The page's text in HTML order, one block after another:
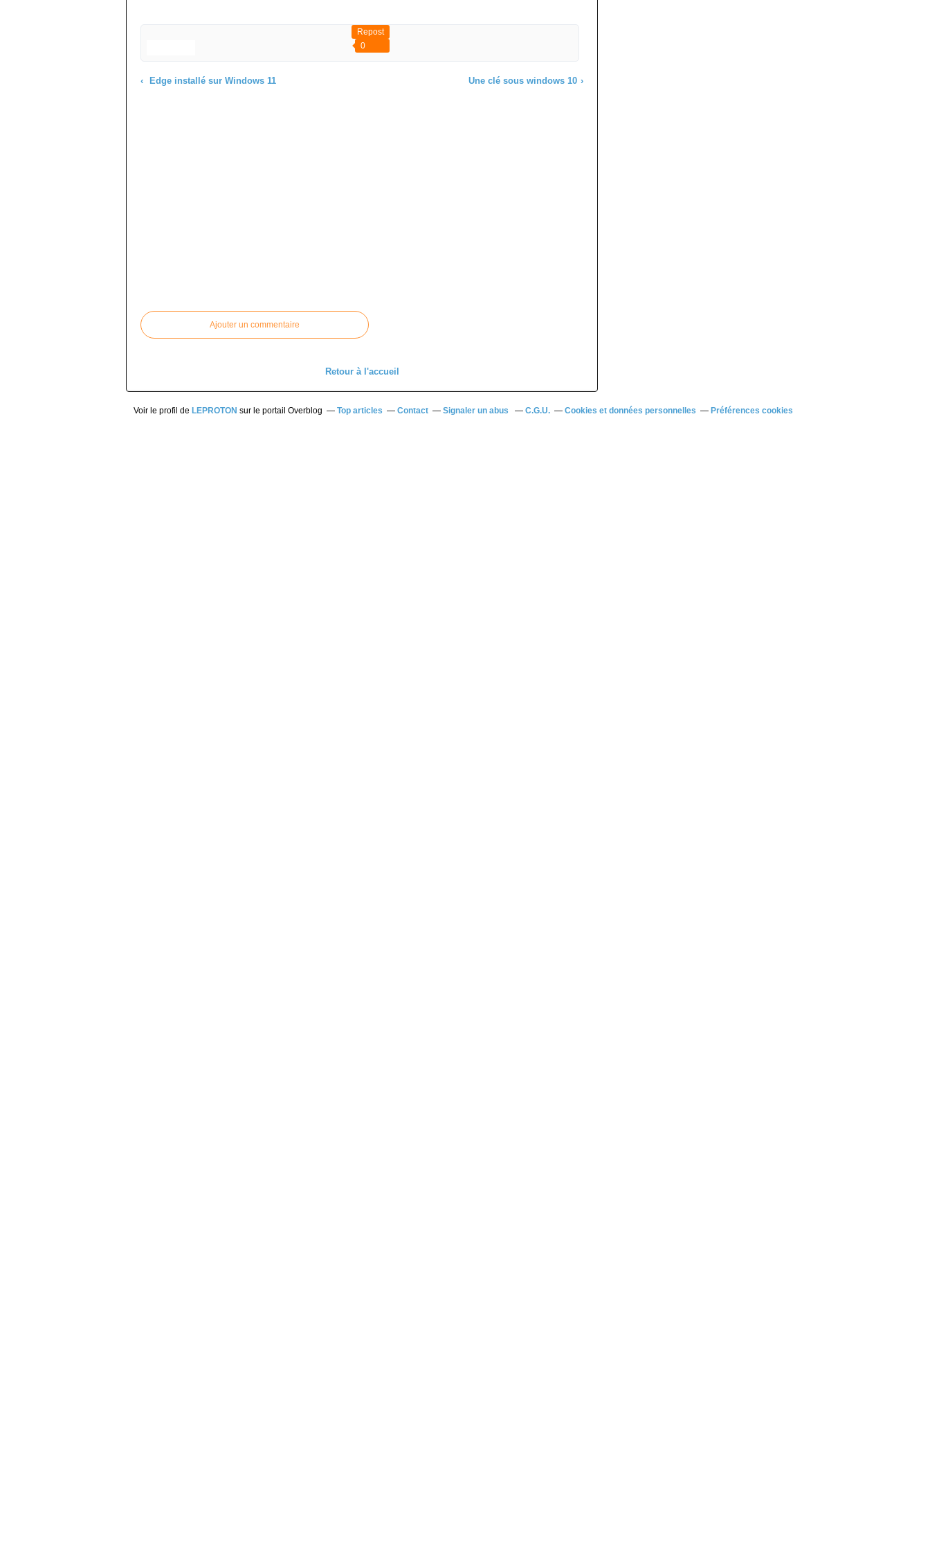
Repost
0
Edge installé sur Windows 11 ›
Une clé sous windows 10
Ajouter un commentaire
Retour à l'accueil
Voir le profil de LEPROTON sur le portail Overblog Top articles Contact Signaler un abus C.G.U. Cookies et données personnelles Préférences cookies